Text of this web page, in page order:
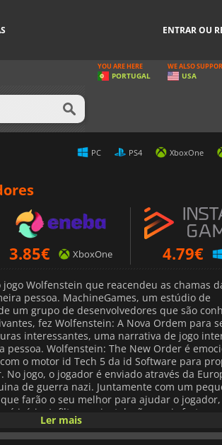
ENTRAR OU
YOU ARE HERE
PORTUGAL
WE ALSO
USA
PC PS4 XboxOne
3.85€ XboxOne 4.79€
Wolfenstein que reacendeu as chamas
pessoa. MachineGames, um estúdio de
um grupo de desenvolvedores que são
fez Wolfenstein: A Nova Ordem para
interessantes, uma narrativa de jogo
Wolfenstein: The New Order é
o motor id Tech 5 da id Software para
No jogo, o jogador é enviado através da
de guerra nazi. Juntamente com um
farão o seu melhor para ajudar o
início. Infiltrar as instalações mais
de alta tecnologia e assumir o comando
Terra. Wolfenstein: A Nova Ordem
Ler mais